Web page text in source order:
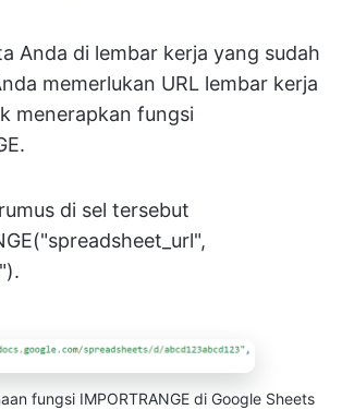
Anda di lembar kerja yang sudah
memerlukan URL lembar kerja
menerapkan fungsi
di sel tersebut
fungsi IMPORTRANGE di Google Sheets